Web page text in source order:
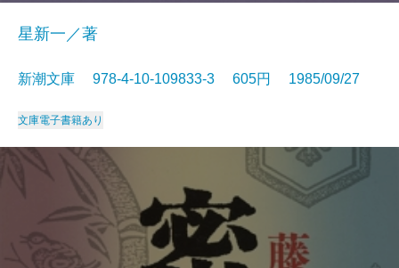
星新一／著
新潮文庫 978-4-10-109833-3 605円 1985/09/27
文庫電子書籍あり